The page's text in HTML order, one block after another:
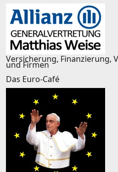
Versicherung, Finanzierung,
und Firmen
Das Euro-Café